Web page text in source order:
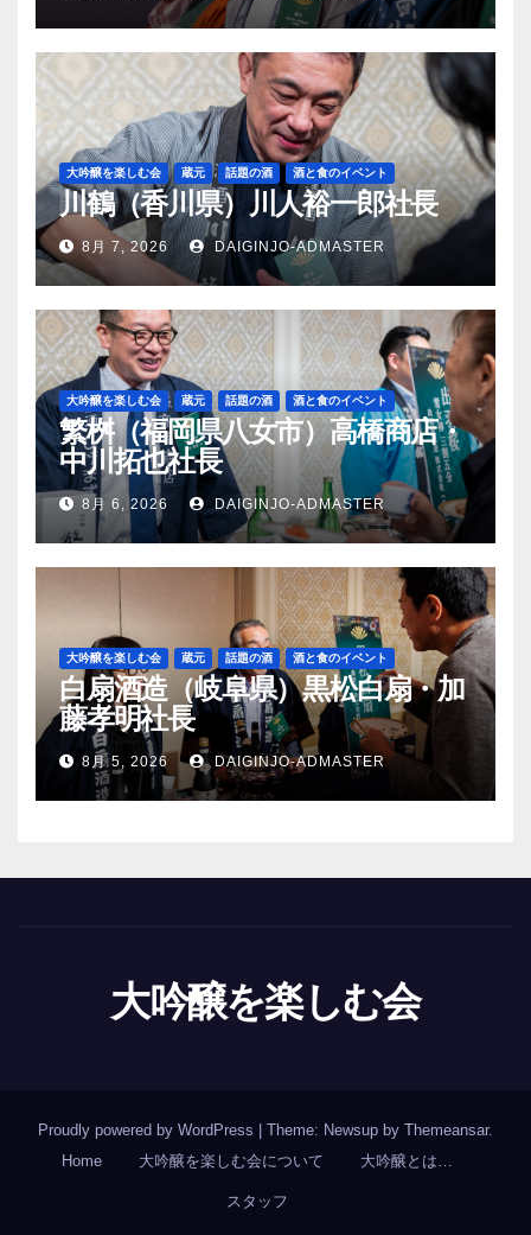
大吟醸を楽しむ会 蔵元 話題の酒 酒と食のイベント
川鶴（香川県）川人裕一郎社長
8月 7, 2026 DAIGINJO-ADMASTER
大吟醸を楽しむ会 蔵元 話題の酒 酒と食のイベント
繁桝（福岡県八女市）高橋商店・
中川拓也社長
8月 6, 2026 DAIGINJO-ADMASTER
大吟醸を楽しむ会 蔵元 話題の酒 酒と食のイベント
白扇酒造（岐阜県）黒松白扇・加
藤孝明社長
8月 5, 2026 DAIGINJO-ADMASTER
大吟醸を楽しむ会
Proudly powered by WordPress | Theme: Newsup by Themeansar.
Home
大吟醸を楽しむ会について 大吟醸とは…
スタッフ